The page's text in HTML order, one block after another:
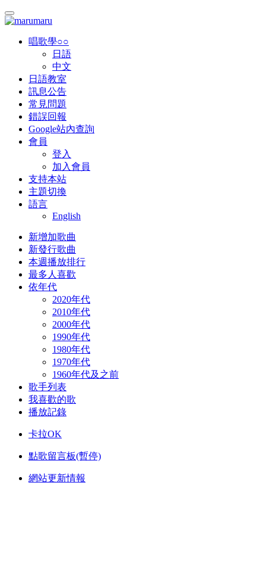
唱歌學○○
日語
中文
日語教室
訊息公告
常見問題
錯誤回報
Google站內查詢
會員
登入
加入會員
支持本站
主題切換
語言
English
新增加歌曲
新發行歌曲
本週播放排行
最多人喜歡
依年代
2020年代
2010年代
2000年代
1990年代
1980年代
1970年代
1960年代及之前
歌手列表
我喜歡的歌
播放記錄
卡拉OK
點歌留言板(暫停)
網站更新情報